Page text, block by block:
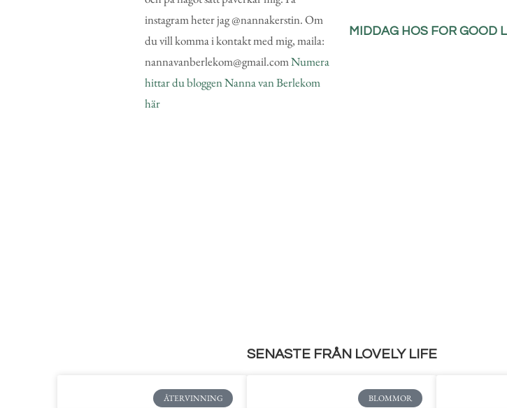
instagram heter jag @nannakerstin. Om
du vill komma i kontakt med mig, maila:
nannavanberlekom@gmail.comNumera
hittar du bloggen Nanna van Berlekom
här
MIDDAG HOS FOR GOOD
SENASTE FRÅN LOVELY LIFE
ÅTERVINNING BLOMMOR